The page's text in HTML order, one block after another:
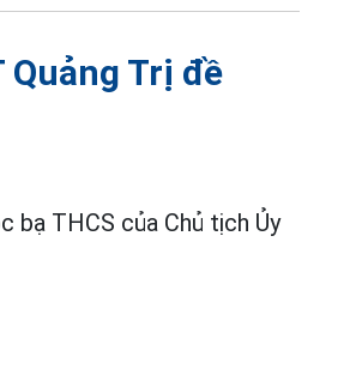
Trị đề
bạ THCS của Chủ tịch Ủy